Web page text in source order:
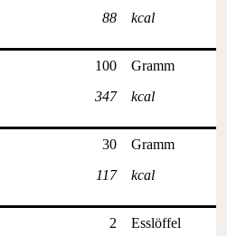
88
kcal
100
347
Gramm
kcal
30
117
Gramm
kcal
2
Esslöffel